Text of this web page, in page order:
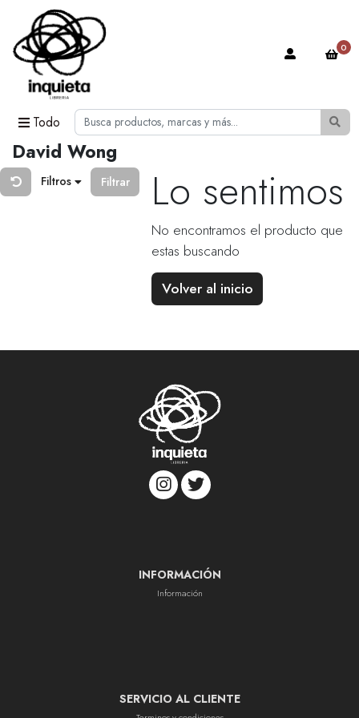
Todo
0
David Wong
Filtros Filtrar Lo sentimos
No encontramos el producto que
estas buscando
Volver al inicio
INFORMACIÓN
Información
SERVICIO AL CLIENTE